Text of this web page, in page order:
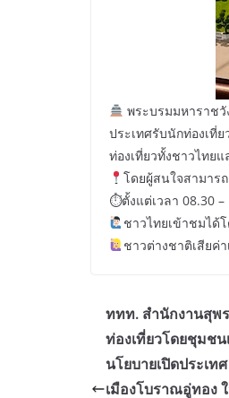
พระบรมมหาราช
ประเทศรับนักท่องเที่
ท่องเที่ยวทั้งชาวไทย
โดยผู้สนใจสามาร
⏱ตั้งแต่เวลา 08.30 –
ชาวไทยเข้าชมได้
ชาวต่างชาติเสียค่
ททท. สำนักงานสุพ
ท่องเที่ยวโดยชุมช
นโยบายเปิดประเท
เมืองโบราณอู่ทอง